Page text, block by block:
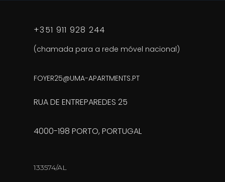
+351 911 928 244
(chamada para a rede móvel nacional)
FOYER25@UMA-APARTMENTS.PT
RUA DE ENTREPAREDES 25
4000-198 PORTO, PORTUGAL
133574/AL